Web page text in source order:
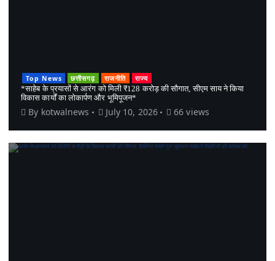
Top News छत्तीसगढ़ राजनीति
राज्य
*साहेब के प्रयासों से आरंग को मिली ₹128 करोड़ की सौगात, सीएम साय ने किया
विकास कार्यों का लोकार्पण और भूमिपूजन*
By kotwalnews July 10, 2026 66 views